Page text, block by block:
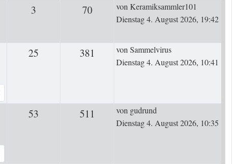
3 70ZugriffeLetzter Beitrag
vonKeramiksammler101
Dienstag 4. August 2026, 19:42
25 Antworten381 ZugriffeLetzter Beitrag
vonSammelvirus
Dienstag 4. August 2026, 10:41
53 Antworten511 ZugriffeLetzter Beitrag
von gudrund
Dienstag 4. August 2026, 10:35